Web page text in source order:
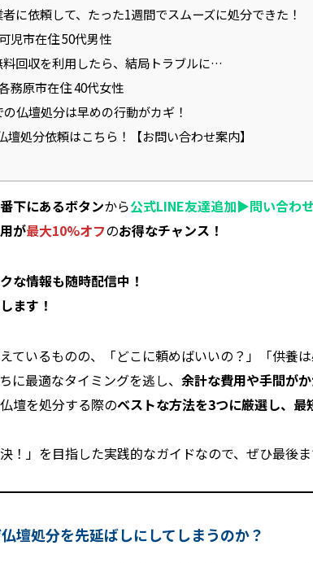
に依頼して、たった1週間でスムーズに処分できた！
児市在住 50代男性
料回収を利用したら、結局トラブルに…
務原市在住 40代女性
仏壇処分は早めの行動がカギ！
壇処分依頼はこちら！【お問い合わせ案内】
下にあるボタンから公式LINE友達追加▶︎問い合わせ
が最大10%オフのお得なチャンス！
な情報も随時配信中！
ます！
ているものの、「どこに頼めばいいの？」「供養
に最適なタイミングを逃し、 余計な費用や手間が
壇を処分する際のベストな方法を3つに厳選し、
！」を目指した実践的なガイドなので、ぜひ最後ま
壇処分を先延ばしにしてしまうのか？